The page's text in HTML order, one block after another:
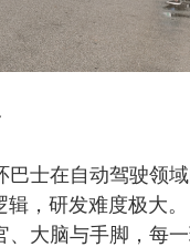
士在自动驾驶领域
，研发难度极大。
大脑与手脚，每一